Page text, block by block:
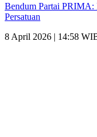
Bendum Partai PRIMA:
Persatuan
8 April 2026 | 14:58